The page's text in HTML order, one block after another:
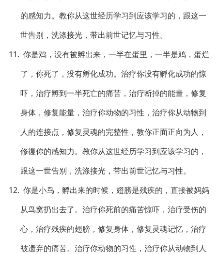
的感知力。教你从这世经历学习到应该学习的，跟这一
世告别，洗涤接光，带出前世记忆与习性。
11. 你是鸡，没有被孵出来，一半在蛋里，一半是鸡，蛋烂
了，你死了，没有孵化成功。治疗你没有孵化成功的惊
吓，治疗孵到一半死亡的痛苦，治疗断掉的能量，修复
身体，修复能量，治疗你动物的习性，治疗你从动物到
人的连接点，修复灵魂的完整性，教你正面正向为人，
修復你的感知力。教你从这世经历学习到应该学习的，
跟这一世告别，洗涤接光，带出前世记忆与习性。
12. 你是小鸟，孵出来的时候，翅膀是残疾的，直接被妈妈
从鸟窝扔出去了。治疗你死前的痛苦惊吓，治疗受伤的
心，治疗残疾的翅膀，修复身体，修复灵魂记忆，治疗
被遗弃的痛苦。治疗你动物的习性，治疗你从动物到人